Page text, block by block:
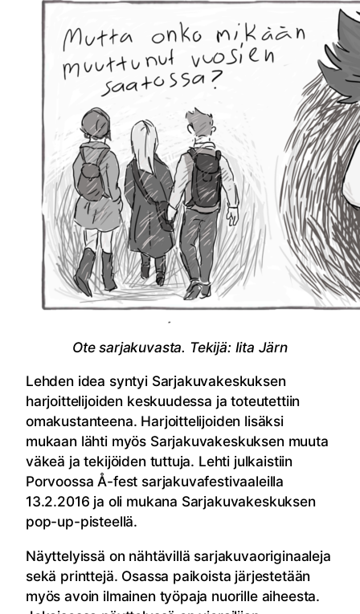
Ote sarjakuvasta. Tekijä: Iita Järn
Lehden idea syntyi Sarjakuvakeskuksen
harjoittelijoiden keskuudessa ja toteutettiin
omakustanteena. Harjoittelijoiden lisäksi
mukaan lähti myös Sarjakuvakeskuksen muuta
väkeä ja tekijöiden tuttuja. Lehti julkaistiin
Porvoossa Å-fest sarjakuvafestivaaleilla
13.2.2016 ja oli mukana Sarjakuvakeskuksen
pop-up-pisteellä.
Näyttelyissä on nähtävillä sarjakuvaoriginaaleja
sekä printtejä. Osassa paikoista järjestetään
myös avoin ilmainen työpaja nuorille aiheesta.